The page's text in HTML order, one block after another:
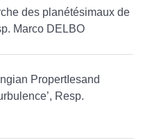
des planétésimaux de
Marco DELBO
PropertIesand
Resp.